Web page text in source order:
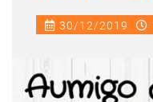
30/12/2019